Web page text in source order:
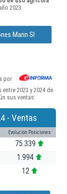
2023.
Marin Sl
por
2023 y 2024 de
sus ventas:
- Ventas
Evolución Posiciones
75.339
1.994
12